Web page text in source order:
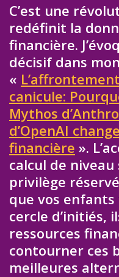
C’est une
redéfinit la
financière.
décisif dans
«
canicule:
Mythos
d’OpenAI
financière ».
calcul de
privilège
que vos
cercle d’initiés,
ressources
contourner ces
meilleures